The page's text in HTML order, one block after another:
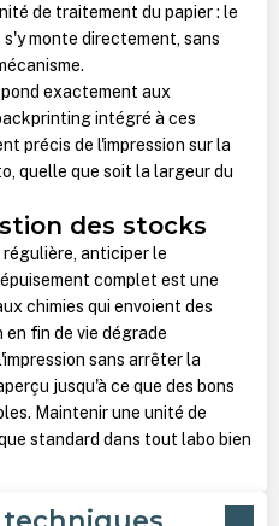
de traitement du papier : le
s'y monte directement, sans
exactement aux
intégré à ces
précis de l'impression sur la
quelle que soit la largeur du
des stocks
anticiper le
complet est une
chimies qui envoient des
en fin de vie dégrade
sans arrêter la
jusqu'à ce que des bons
Maintenir une unité de
standard dans tout labo bien